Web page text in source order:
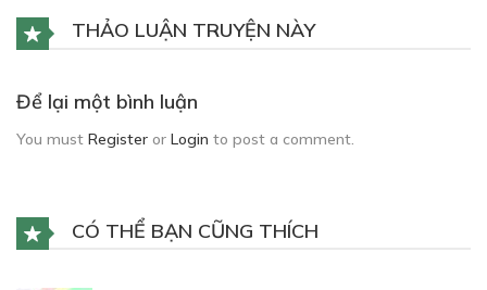
THẢO LUẬN TRUYỆN NÀY
Để lại một bình luận
You must Register or Login to post a comment.
CÓ THỂ BẠN CŨNG THÍCH